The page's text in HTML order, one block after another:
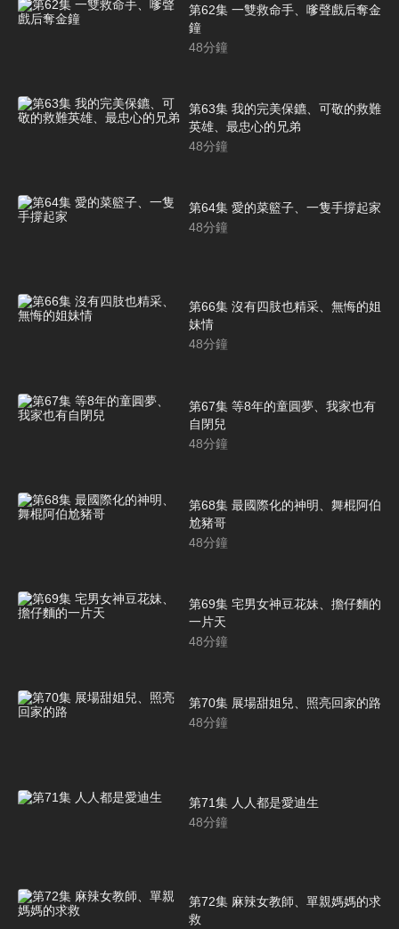
第62集 一雙救命手、嗲聲戲后奪金
鐘
48分鐘
第63集 我的完美保鑣、可敬的救難
英雄、最忠心的兄弟
48分鐘
第64集 愛的菜籃子、一隻手撐起家
48分鐘
第66集 沒有四肢也精采、無悔的姐
妹情
48分鐘
第67集 等8年的童圓夢、我家也有
自閉兒
48分鐘
第68集 最國際化的神明、舞棍阿伯
尬豬哥
48分鐘
第69集 宅男女神豆花妹、擔仔麵的
一片天
48分鐘
第70集 展場甜姐兒、照亮回家的路
48分鐘
第71集 人人都是愛迪生
48分鐘
第72集 麻辣女教師、單親媽媽的求
救